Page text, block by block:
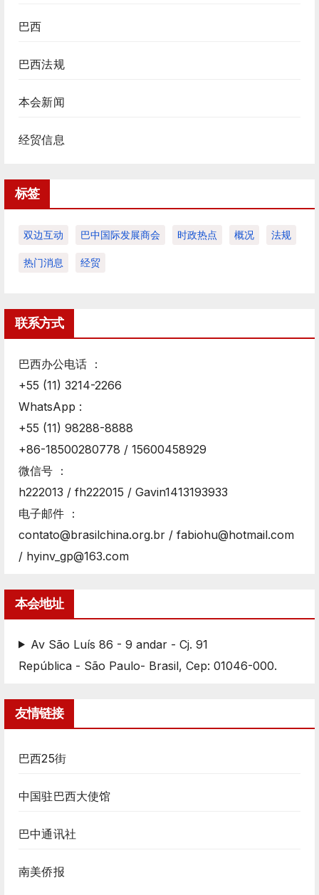
巴西
巴西法规
本会新闻
经贸信息
标签
双边互动 巴中国际发展商会 时政热点 概况 法规
热门消息 经贸
联系方式
巴西办公电话 ：
+55 (11) 3214-2266
WhatsApp :
+55 (11) 98288-8888
+86-18500280778 / 15600458929
微信号 ：
h222013 / fh222015 / Gavin1413193933
电子邮件 ：
contato@brasilchina.org.br / fabiohu@hotmail.com
/ hyinv_gp@163.com
本会地址
Av São Luís 86 - 9 andar - Cj. 91
República - São Paulo- Brasil, Cep: 01046-000.
友情链接
巴西25街
中国驻巴西大使馆
巴中通讯社
南美侨报